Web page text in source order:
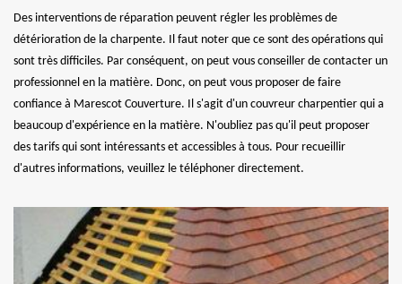
Des interventions de réparation peuvent régler les problèmes de
détérioration de la charpente. Il faut noter que ce sont des opérations qui
sont très difficiles. Par conséquent, on peut vous conseiller de contacter un
professionnel en la matière. Donc, on peut vous proposer de faire
confiance à Marescot Couverture. Il s'agit d'un couvreur charpentier qui a
beaucoup d'expérience en la matière. N'oubliez pas qu'il peut proposer
des tarifs qui sont intéressants et accessibles à tous. Pour recueillir
d'autres informations, veuillez le téléphoner directement.